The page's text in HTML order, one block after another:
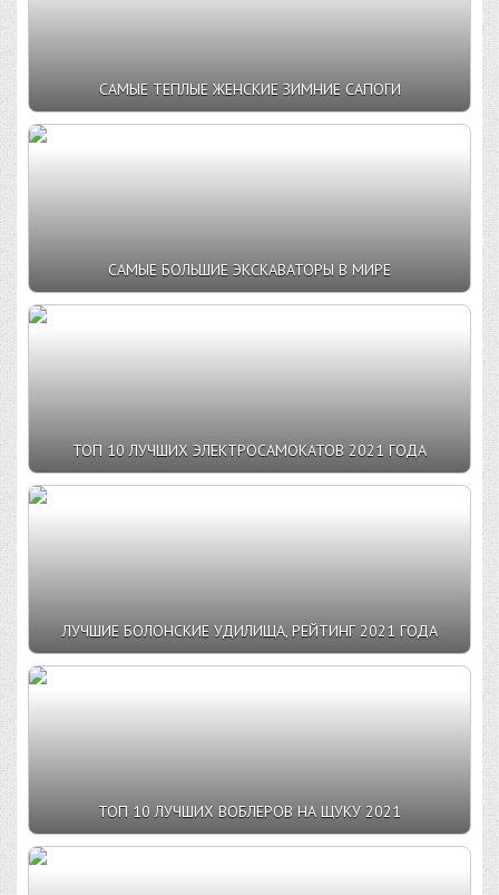
САМЫЕ ТЕПЛЫЕ ЖЕНСКИЕ ЗИМНИЕ САПОГИ
САМЫЕ БОЛЬШИЕ ЭКСКАВАТОРЫ В МИРЕ
ТОП 10 ЛУЧШИХ ЭЛЕКТРОСАМОКАТОВ 2021 ГОДА
ЛУЧШИЕ БОЛОНСКИЕ УДИЛИЩА, РЕЙТИНГ 2021 ГОДА
ТОП 10 ЛУЧШИХ ВОБЛЕРОВ НА ЩУКУ 2021